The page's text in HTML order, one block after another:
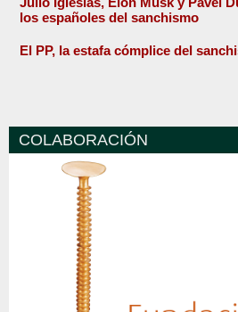
los españoles del sanchismo
El PP, la estafa cómplice del
COLABORACIÓN